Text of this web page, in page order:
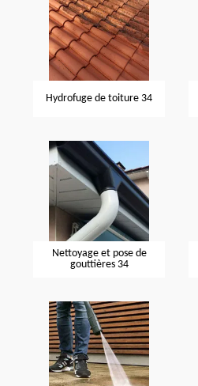
Hydrofuge de toiture 34
Nettoyage et pose de
gouttières 34